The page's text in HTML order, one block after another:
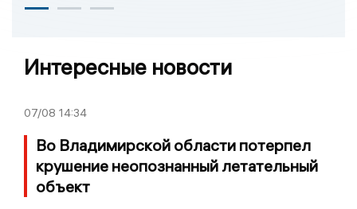
Интересные новости
07/08 14:34
Во Владимирской области потерпел
крушение неопознанный летательный
объект